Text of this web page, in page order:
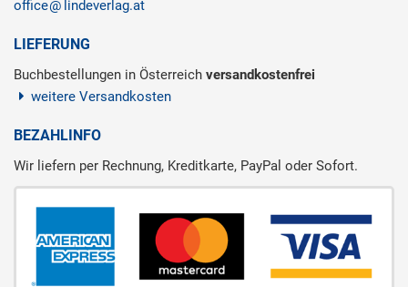
office
lindeverlag.at
LIEFERUNG
Buchbestellungen in Österreich versandkostenfrei
weitere Versandkosten
BEZAHLINFO
Wir liefern per Rechnung, Kreditkarte, PayPal oder Sofort.